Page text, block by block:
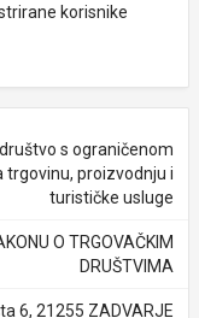
korisnike
društvo s ograničenom
trgovinu, proizvodnju i
turističke usluge
O TRGOVAČKIM
DRUŠTVIMA
6, 21255 ZADVARJE